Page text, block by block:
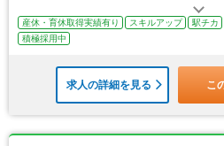
産休・育休取得実績有り スキルアップ 駅チカ
積極採用中
求人の詳細を見る こ